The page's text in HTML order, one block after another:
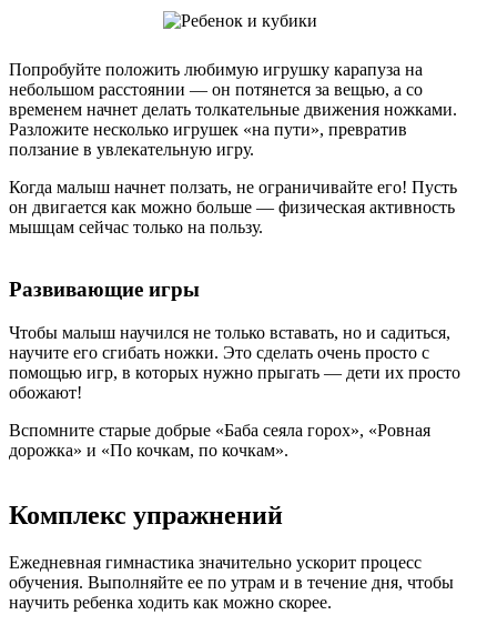
Попробуйте положить любимую игрушку карапуза на
небольшом расстоянии — он потянется за вещью, а со
временем начнет делать толкательные движения ножками.
Разложите несколько игрушек «на пути», превратив
ползание в увлекательную игру.
Когда малыш начнет ползать, не ограничивайте его! Пусть
он двигается как можно больше — физическая активность
мышцам сейчас только на пользу.
Развивающие игры
Чтобы малыш научился не только вставать, но и садиться,
научите его сгибать ножки. Это сделать очень просто с
помощью игр, в которых нужно прыгать — дети их просто
обожают!
Вспомните старые добрые «Баба сеяла горох», «Ровная
дорожка» и «По кочкам, по кочкам».
Комплекс упражнений
Ежедневная гимнастика значительно ускорит процесс
обучения. Выполняйте ее по утрам и в течение дня, чтобы
научить ребенка ходить как можно скорее.